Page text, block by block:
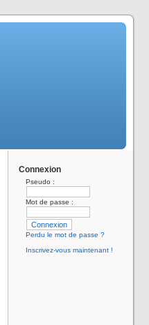
Connexion
Pseudo :
Mot de passe :
Perdu le mot de passe ?
Inscrivez-vous maintenant !